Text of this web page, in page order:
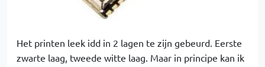
Het printen leek idd in 2 lagen te zijn gebeurd. Eerste
zwarte laag, tweede witte laag. Maar in principe kan ik